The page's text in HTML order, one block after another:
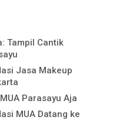
Tampil Cantik
Jasa Makeup
Parasayu Aja
MUA Datang ke